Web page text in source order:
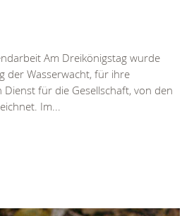
Am Dreikönigstag wurde
der Wasserwacht, für ihre
für die Gesellschaft, von den
Im...